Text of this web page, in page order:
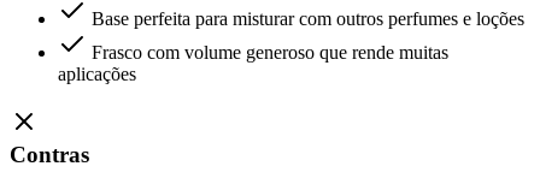
Base perfeita para misturar com outros perfumes e loções
Frasco com volume generoso que rende muitas
aplicações
Contras